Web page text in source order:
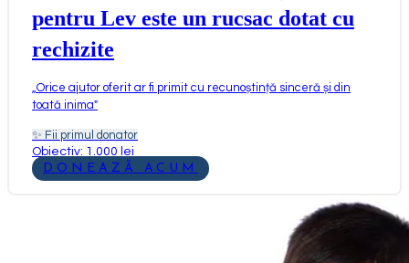
pentru Lev este un rucsac dotat cu
rechizite
Orice ajutor oferit ar fi primit cu recunoștință sinceră și din
toată inima"
✨ Fii primul donator
Obiectiv: 1.000 lei
DONEAZĂ ACUM